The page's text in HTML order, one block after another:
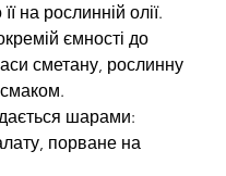
на рослинній олії.
ємності до
сметану, рослинну
смаком.
шарами:
порване на